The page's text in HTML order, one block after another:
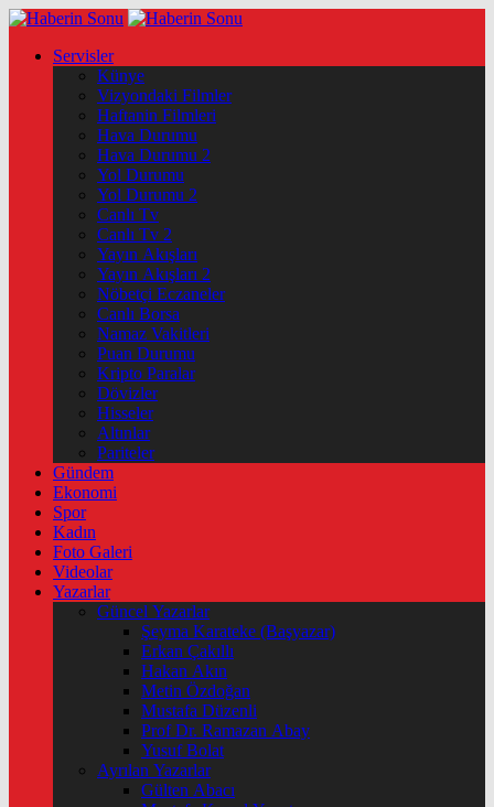
Servisler
Künye
Vizyondaki Filmler
Haftanin Filmleri
Hava Durumu
Hava Durumu 2
Yol Durumu
Yol Durumu 2
Canlı Tv
Canlı Tv 2
Yayın Akışları
Yayın Akışları 2
Nöbetçi Eczaneler
Canlı Borsa
Namaz Vakitleri
Puan Durumu
Kripto Paralar
Dövizler
Hisseler
Altınlar
Pariteler
Gündem
Ekonomi
Spor
Kadın
Foto Galeri
Videolar
Yazarlar
Güncel Yazarlar
Şeyma Karateke (Başyazar)
Erkan Çakıllı
Hakan Akın
Metin Özdoğan
Mustafa Düzenli
Prof Dr. Ramazan Abay
Yusuf Bolat
Ayrılan Yazarlar
Gülten Abacı